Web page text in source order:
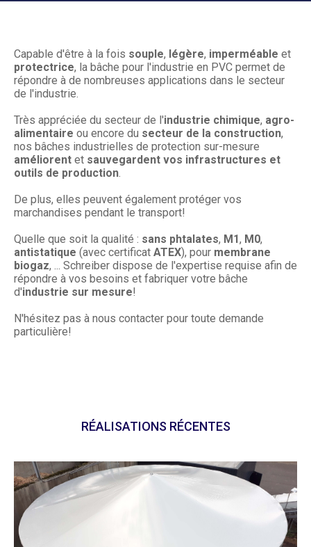
Capable d'être à la fois souple, légère, imperméable et
protectrice, la bâche pour l'industrie en PVC permet de
répondre à de nombreuses applications dans le secteur
de l'industrie.
Très appréciée du secteur de l'industrie chimique, agro-
alimentaire ou encore du secteur de la construction,
nos bâches industrielles de protection sur-mesure
améliorent et sauvegardent vos infrastructures et
outils de production.
De plus, elles peuvent également protéger vos
marchandises pendant le transport!
Quelle que soit la qualité : sans phtalates, M1, M0,
antistatique (avec certificat ATEX), pour membrane
biogaz, ... Schreiber dispose de l'expertise requise afin de
répondre à vos besoins et fabriquer votre bâche
d'industrie sur mesure!
N'hésitez pas à nous contacter pour toute demande
particulière!
RÉALISATIONS RÉCENTES